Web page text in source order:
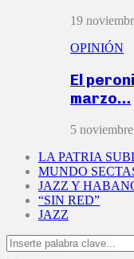
19
OPINIÓN
El
marzo…
5
LA PATRIA
MUNDO
JAZZ Y
“SIN RED”
JAZZ
Search
for: